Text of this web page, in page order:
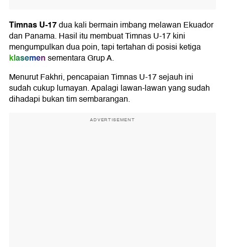
Timnas U-17dua kali bermain imbang melawan Ekuador
dan Panama. Hasil itu membuat Timnas U-17 kini
mengumpulkan dua poin, tapi tertahan di posisi ketiga
klasemensementara Grup A.
Menurut Fakhri, pencapaian Timnas U-17 sejauh ini
sudah cukup lumayan. Apalagi lawan-lawan yang sudah
dihadapi bukan tim sembarangan.
ADVERTISEMENT